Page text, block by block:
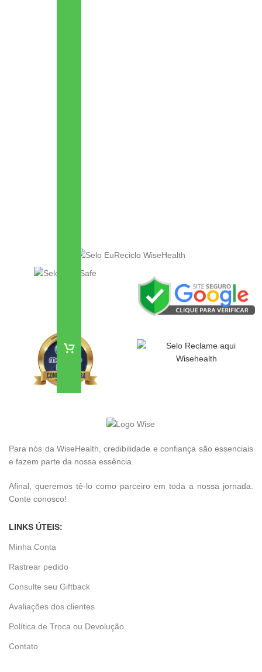
Para nós da WiseHealth, credibilidade e confiança são essenciais
e fazem parte da nossa essência.
Afinal, queremos tê-lo como parceiro em toda a nossa jornada.
Conte conosco!
LINKS ÚTEIS:
Minha Conta
Rastrear pedido
Consulte seu Giftback
Avaliações dos clientes
Política de Troca ou Devolução
Contato